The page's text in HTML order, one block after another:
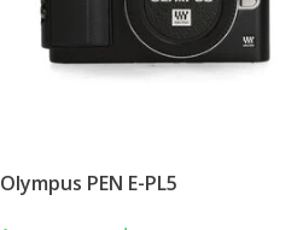
Olympus PEN E-PL5